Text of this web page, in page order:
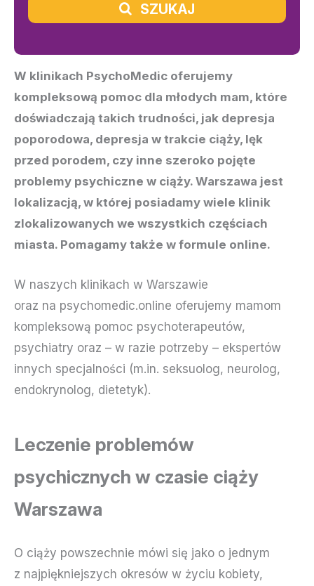
SZUKAJ
W klinikach PsychoMedic oferujemy
kompleksową pomoc dla młodych mam, które
doświadczają takich trudności, jak depresja
poporodowa, depresja w trakcie ciąży, lęk
przed porodem, czy inne szeroko pojęte
problemy psychiczne w ciąży. Warszawa jest
lokalizacją, w której posiadamy wiele klinik
zlokalizowanych we wszystkich częściach
miasta. Pomagamy także w formule online.
W naszych klinikach w Warszawie
oraz na psychomedic.online oferujemy mamom
kompleksową pomoc psychoterapeutów,
psychiatry oraz – w razie potrzeby – ekspertów
innych specjalności (m.in. seksuolog, neurolog,
endokrynolog, dietetyk).
Leczenie problemów
psychicznych w czasie ciąży
Warszawa
O ciąży powszechnie mówi się jako o jednym
z najpiękniejszych okresów w życiu kobiety,